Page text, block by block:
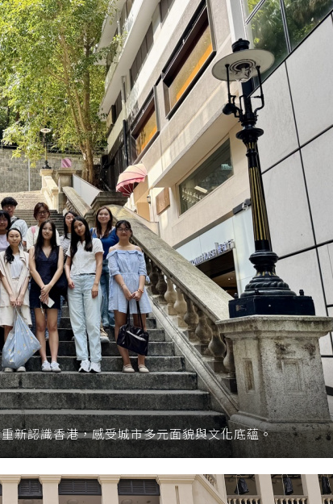
新認識香港，感受城市多元面貌與文化底蘊。